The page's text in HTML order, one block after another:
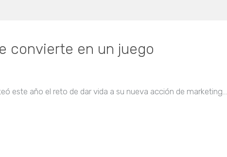
convierte en un juego
este año el reto de dar vida a su nueva acción de marketing…